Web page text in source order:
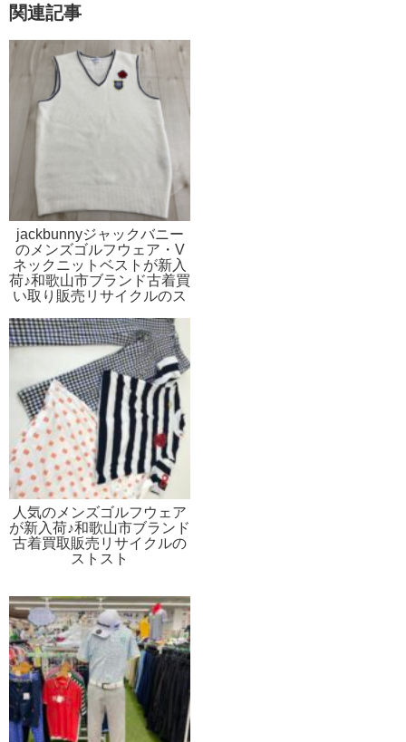
関連記事
jackbunnyジャックバニー
のメンズゴルフウェア・V
ネックニットベストが新入
荷♪和歌山市ブランド古着買
い取り販売リサイクルのス
人気のメンズゴルフウェア
が新入荷♪和歌山市ブランド
古着買取販売リサイクルの
ストスト